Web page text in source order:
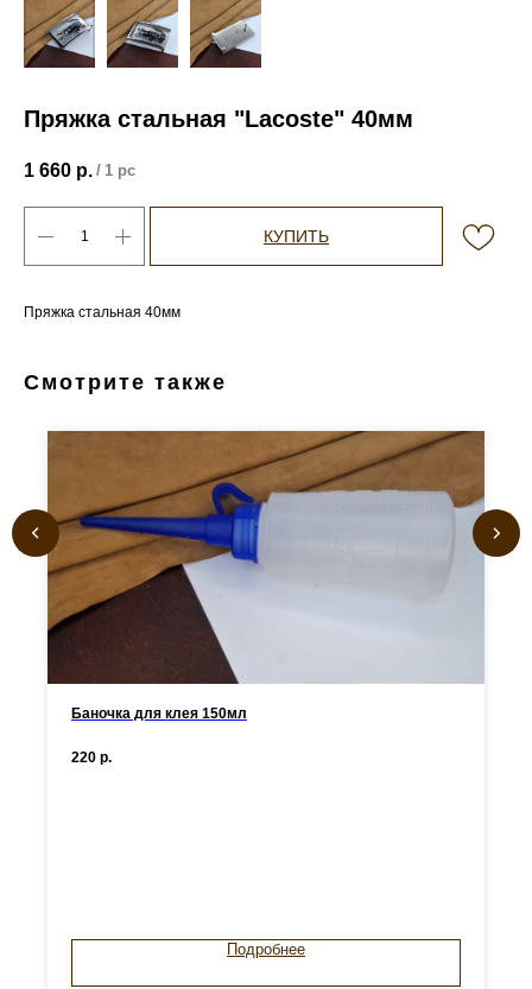
Пряжка стальная "Lacoste" 40мм
1 660 р. / 1 pc
КУПИТЬ
Пряжка стальная 40мм
Смотрите также
Баночка для клея 150мл
220 р.
Подробнее